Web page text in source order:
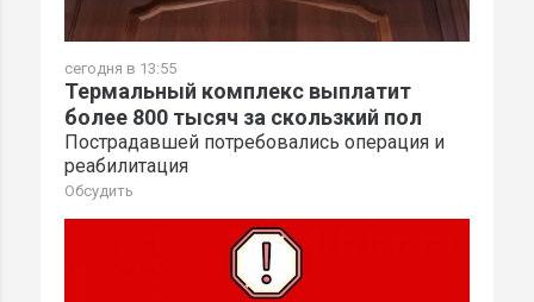
сегодня в 13:55
Термальный комплекс выплатит
более 800 тысяч за скользкий пол
Пострадавшей потребовались операция и
реабилитация
Обсудить